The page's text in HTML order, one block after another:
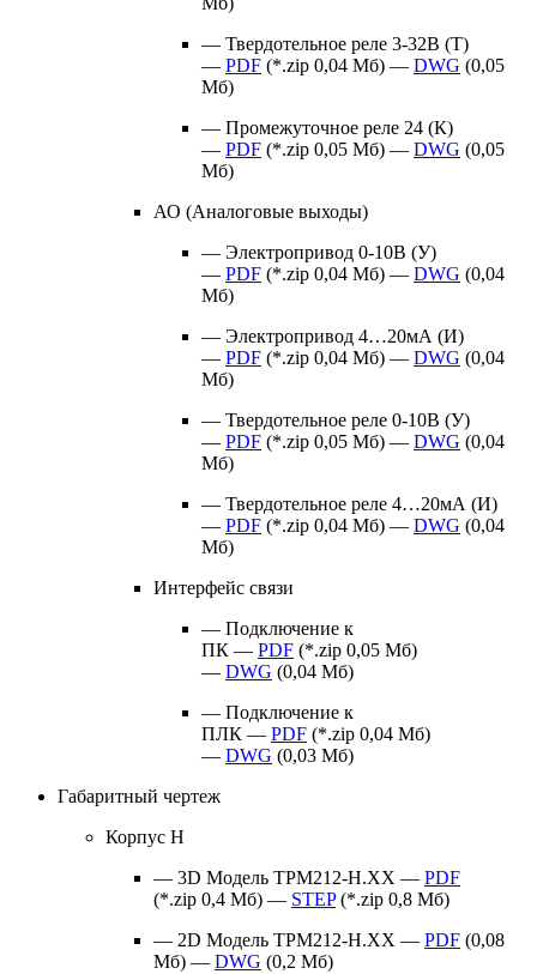
— Твердотельное реле 3-32В (Т)
— PDF (*.zip 0,04 Мб) — DWG (0,05
Мб)
— Промежуточное реле 24 (К)
— PDF (*.zip 0,05 Мб) — DWG (0,05
Мб)
АО (Аналоговые выходы)
— Электропривод 0-10В (У)
— PDF (*.zip 0,04 Мб) — DWG (0,04
Мб)
— Электропривод 4…20мА (И)
— PDF (*.zip 0,04 Мб) — DWG (0,04
Мб)
— Твердотельное реле 0-10В (У)
— PDF (*.zip 0,05 Мб) — DWG (0,04
Мб)
— Твердотельное реле 4…20мА (И)
— PDF (*.zip 0,04 Мб) — DWG (0,04
Мб)
Интерфейс связи
— Подключение к
ПК — PDF (*.zip 0,05 Мб)
— DWG (0,04 Мб)
— Подключение к
ПЛК — PDF (*.zip 0,04 Мб)
— DWG (0,03 Мб)
Габаритный чертеж
Корпус Н
— 3D Модель ТРМ212-Н.ХХ — PDF
(*.zip 0,4 Мб) — STEP(*.zip 0,8 Мб)
— 2D Модель ТРМ212-Н.ХХ — PDF (0,08
Мб) — DWG (0,2 Мб)